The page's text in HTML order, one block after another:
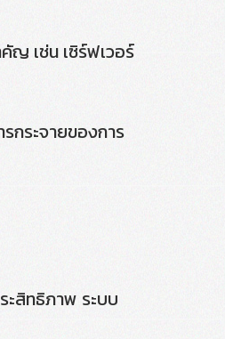
ญ เช่น เซิร์ฟเวอร์
กระจายของการ
ะสิทธิภาพ ระบบ